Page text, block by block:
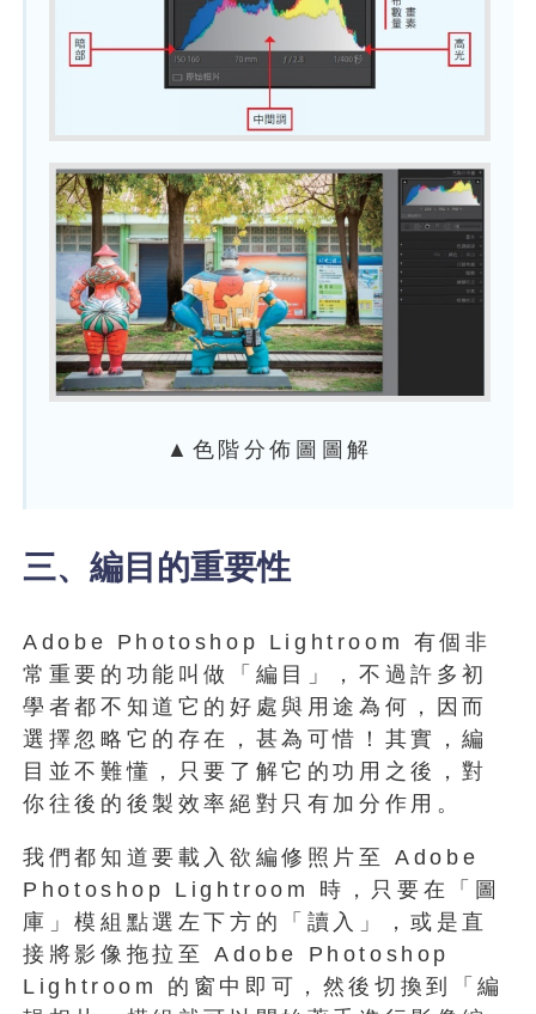
▲色階分佈圖圖解
三、編目的重要性
Adobe Photoshop Lightroom 有個非
常重要的功能叫做「編目」，不過許多初
學者都不知道它的好處與用途為何，因而
選擇忽略它的存在，甚為可惜！其實，編
目並不難懂，只要了解它的功用之後，對
你往後的後製效率絕對只有加分作用。
我們都知道要載入欲編修照片至 Adobe
Photoshop Lightroom 時，只要在「圖
庫」模組點選左下方的「讀入」，或是直
接將影像拖拉至 Adobe Photoshop
Lightroom 的窗中即可，然後切換到「編